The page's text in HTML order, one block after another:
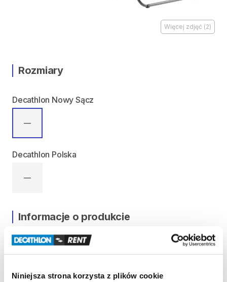
Niniejsza strona korzysta z plików cookie
Więcej zdjęć (2)
Rozmiary
Decathlon Nowy Sącz
—
Decathlon Polska
—
Informacje o produkcie
Nosidełko zaprojektowane dziecka na
wędrówki i zajęcia na
oddychające plecy​,​ komfort i bezpieczeństwo.